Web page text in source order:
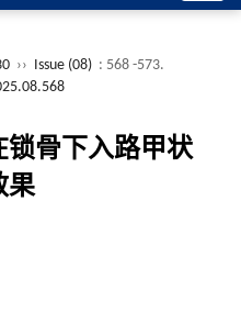
›› Issue (08) : 568 -573.
锁骨下入路甲状
果